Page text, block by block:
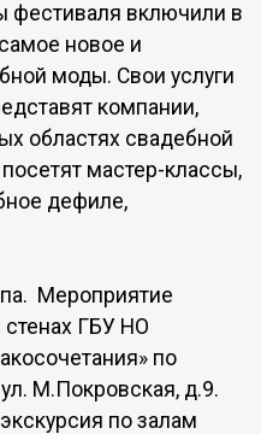
фестиваля включили в
новое и
моды. Свои услуги
компании,
областях свадебной
мастер-классы,
дефиле,
Мероприятие
стенах ГБУ НО
по
М.Покровская, д.9.
по залам